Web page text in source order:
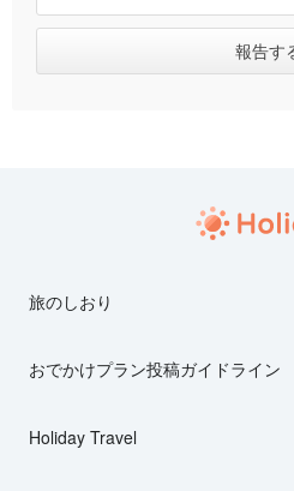
旅のしおり
おでかけプラン投稿ガイドライン
Holiday Travel